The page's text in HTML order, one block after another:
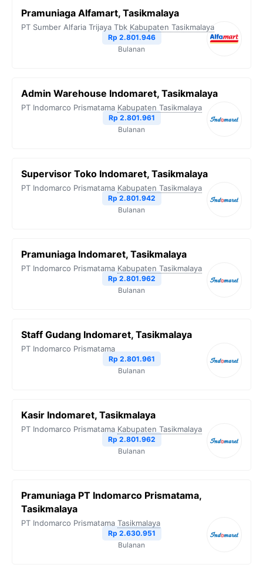
Pramuniaga Alfamart, Tasikmalaya
PT Sumber Alfaria Trijaya Tbk Kabupaten Tasikmalaya
Rp 2.801.946
Bulanan
Admin Warehouse Indomaret, Tasikmalaya
PT Indomarco Prismatama Kabupaten Tasikmalaya
Rp 2.801.961
Bulanan
Supervisor Toko Indomaret, Tasikmalaya
PT Indomarco Prismatama Kabupaten Tasikmalaya
Rp 2.801.942
Bulanan
Pramuniaga Indomaret, Tasikmalaya
PT Indomarco Prismatama Kabupaten Tasikmalaya
Rp 2.801.962
Bulanan
Staff Gudang Indomaret, Tasikmalaya
PT Indomarco Prismatama
Rp 2.801.961
Bulanan
Kasir Indomaret, Tasikmalaya
PT Indomarco Prismatama Kabupaten Tasikmalaya
Rp 2.801.962
Bulanan
Pramuniaga PT Indomarco Prismatama,
Tasikmalaya
PT Indomarco Prismatama Tasikmalaya
Rp 2.630.951
Bulanan